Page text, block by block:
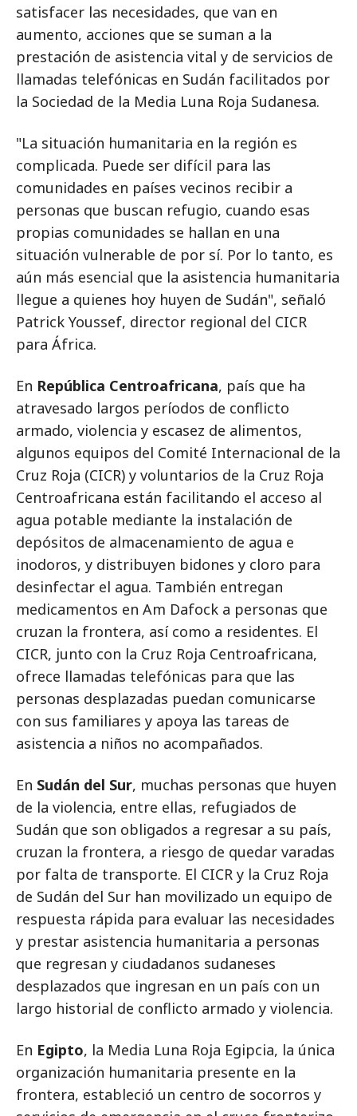
satisfacer las necesidades, que van en
aumento, acciones que se suman a la
prestación de asistencia vital y de servicios de
llamadas telefónicas en Sudán facilitados por
la Sociedad de la Media Luna Roja Sudanesa.
"La situación humanitaria en la región es
complicada. Puede ser difícil para las
comunidades en países vecinos recibir a
personas que buscan refugio, cuando esas
propias comunidades se hallan en una
situación vulnerable de por sí. Por lo tanto, es
aún más esencial que la asistencia humanitaria
llegue a quienes hoy huyen de Sudán", señaló
Patrick Youssef, director regional del CICR
para África.
En República Centroafricana, país que ha
atravesado largos períodos de conflicto
armado, violencia y escasez de alimentos,
algunos equipos del Comité Internacional de la
Cruz Roja (CICR) y voluntarios de la Cruz Roja
Centroafricana están facilitando el acceso al
agua potable mediante la instalación de
depósitos de almacenamiento de agua e
inodoros, y distribuyen bidones y cloro para
desinfectar el agua. También entregan
medicamentos en Am Dafock a personas que
cruzan la frontera, así como a residentes. El
CICR, junto con la Cruz Roja Centroafricana,
ofrece llamadas telefónicas para que las
personas desplazadas puedan comunicarse
con sus familiares y apoya las tareas de
asistencia a niños no acompañados.
En Sudán del Sur, muchas personas que huyen
de la violencia, entre ellas, refugiados de
Sudán que son obligados a regresar a su país,
cruzan la frontera, a riesgo de quedar varadas
por falta de transporte. El CICR y la Cruz Roja
de Sudán del Sur han movilizado un equipo de
respuesta rápida para evaluar las necesidades
y prestar asistencia humanitaria a personas
que regresan y ciudadanos sudaneses
desplazados que ingresan en un país con un
largo historial de conflicto armado y violencia.
En Egipto, la Media Luna Roja Egipcia, la única
organización humanitaria presente en la
frontera, estableció un centro de socorros y